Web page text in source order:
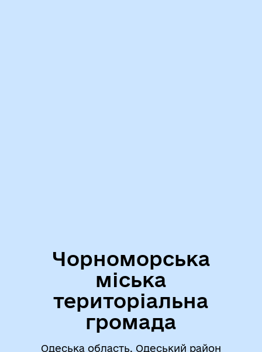
Чорноморська
міська
територіальна
громада
Одеська область, Одеський район